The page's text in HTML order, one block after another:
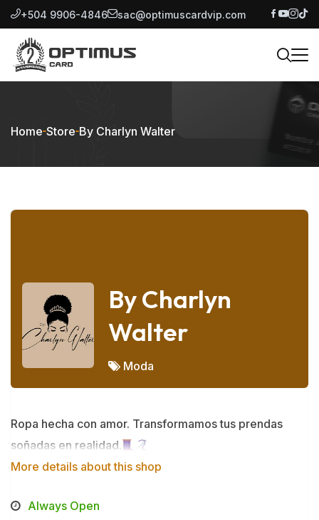
+504 9906-4846 sac@optimuscardvip.com
Home Store By Charlyn Walter
By Charlyn
Walter
Moda
Ropa hecha con amor. Transformamos tus prendas
soñadas en realidad.
More details about this shop
Always Open